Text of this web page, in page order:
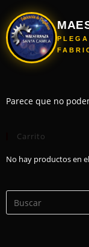
Parece que no
Carrito
No hay productos en